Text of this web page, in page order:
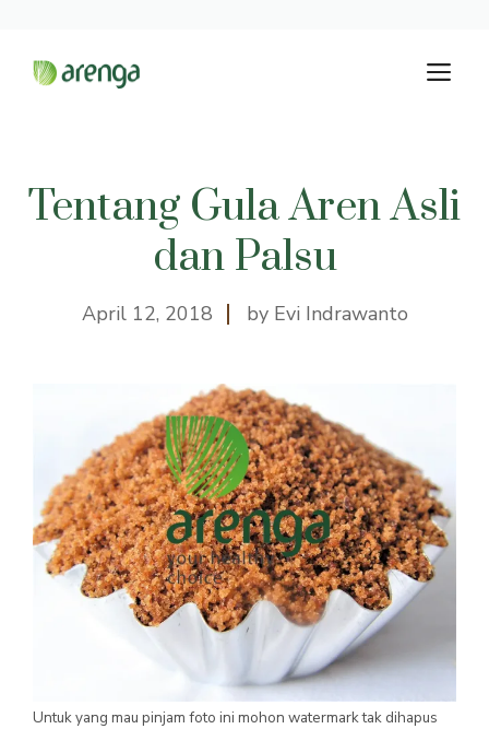
Tentang Gula Aren Asli
dan Palsu
April 12, 2018 by Evi Indrawanto
Untuk yang mau pinjam foto ini mohon watermark tak dihapus